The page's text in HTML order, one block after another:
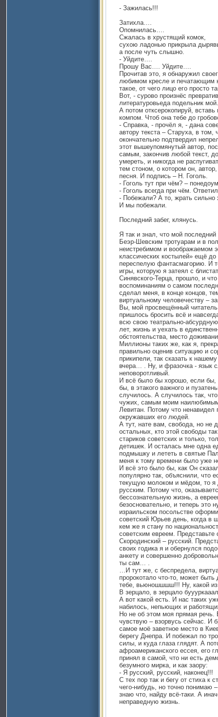
- Зажилась!!!
Затихла….
Опомнилась….
Сжалась в хрустящий комок,
сухою ладонью прикрыла
а после чуть слышно.
- Уйдите….
Прошу Вас…. Уйдите….
Прочитав это, я обнаружил
любимом кресле и печатающим
такое, от чего лицо его просто
Вот, - сурово произнёс
литературовьеда подельник
А потом отксерокопируй,
компом. Чтоб она тебе до
- Справка, - прочёл я, - дана
автору текста – Старуха, в том,
окончательно подтвердил
этот вышеупомянутый автор,
самым, закончив любой текст,
умереть, и никогда не
тем стоном, о котором он,
песня. И подпись – Н. Гоголь.
- Гоголь тут при чём? –
- Гоголь всегда при чём.
- Побежали? А то, жрать сильно
И мы побежали.
Последний забег, клянусь.
Я так и знал, что мой последний
Беэр-Шевским тротуарам и в
неистребимом и воображаемом
классических костылей» ещё
переспелую фантасмагорию. И
игры, которую я затеял с
Синявского-Терца, прошло, и
воспоминаниям о самом
сделал меня, в конце концов,
виртуальному человечеству –
Вы, мой просвещённый
пришлось бросить всё и
всю свою театрально-
лет, жизнь и уехать в
обстоятельства, место
Миллионы таких же, как я,
правильно оценив ситуацию и
прикипели, так сказать к
вчера… . Ну, и фразочка - язык
неповоротливый.
И всё было бы хорошо, если бы,
бы, в этакого важного и
случилось. А случилось так,
чужих, самым моим
Левитан. Потому что ненавидел
окружавших его людей.
А тут, нате вам, свобода, но не
остальных, кто этой свободы
стариков советских и только,
детишек. И осталась мне одна
подмышку и лететь в святые
меня к тому времени было уже
И всё это было бы, как Он
популярно так, объяснили, что
текущую молоком и мёдом, то я
русским. Потому что,
бессознательную жизнь, а
безосновательно, и теперь это
израильском посольстве
советский Юрьев день, когда в
кем же я стану по
советским евреем.
Скородинский – русский.
своих годика я и обернулся
анкету и совершенно
ты сам… .
…И тут же, с беспредела,
пророкотало что-то, может
тебе, вьюношшшш!!! Ну, какой
В зерцало, в зерцало
А вот какой есть. И нас таких
набилось, непьющих и
Но не об этом моя прямая речь.
чувствую – взорвусь сейчас. И
самое моё заветное место в
берегу Днепра. И побежал по
силы, и куда глаза глядят. А
афроамериканского ессея, его
принял в самой, что ни есть
безумного мирка, и как заору:
- Я русский, русский, наконец!!!
С тех пор так и бегу от стиха к
чего-нибудь, но точно понимаю
знаю что, найду всё-таки. А
неправедную жизнь.